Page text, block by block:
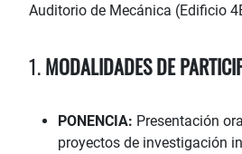
Auditorio de Mecánica (Edificio
1.MODALIDADES DE
PONENCIA: Presentación
proyectos de investigación